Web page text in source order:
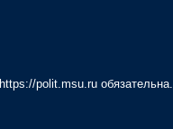
https://polit.msu.ruобязательна.